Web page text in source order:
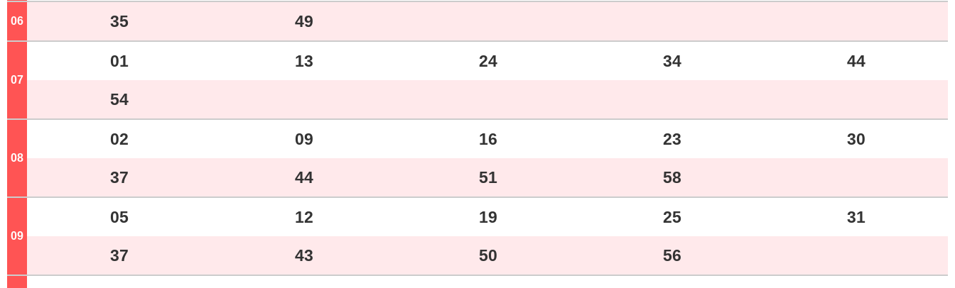
06 35 49
07
01 13 24 34 44
54
08
02 09 16 23 30
37 44 51 58
09
05 12 19 25 31
37 43 50 56